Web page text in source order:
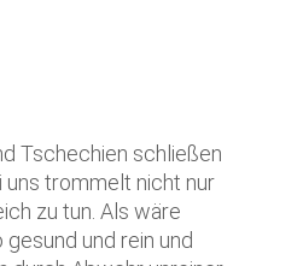
Tschechien schließen
uns trommelt nicht nur
zu tun. Als wäre
und rein und